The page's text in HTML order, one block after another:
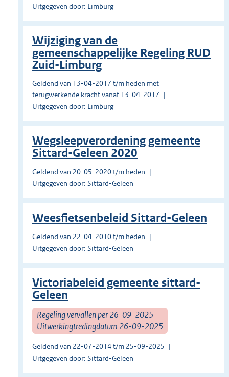
Uitgegeven door: Limburg
Wijziging van de
gemeenschappelijke Regeling RUD
Zuid-Limburg
Geldend van 13-04-2017 t/m heden met
terugwerkende kracht vanaf 13-04-2017
Uitgegeven door: Limburg
Wegsleepverordening gemeente
Sittard-Geleen 2020
Geldend van 20-05-2020 t/m heden
Uitgegeven door: Sittard-Geleen
Weesfietsenbeleid Sittard-Geleen
Geldend van 22-04-2010 t/m heden
Uitgegeven door: Sittard-Geleen
Victoriabeleid gemeente sittard-
Geleen
Regeling vervallen per 26-09-2025
Uitwerkingtredingdatum 26-09-2025
Geldend van 22-07-2014 t/m 25-09-2025
Uitgegeven door: Sittard-Geleen